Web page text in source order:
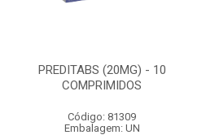
PREDITABS (20MG) - 10
COMPRIMIDOS
Código: 81309
Embalagem: UN